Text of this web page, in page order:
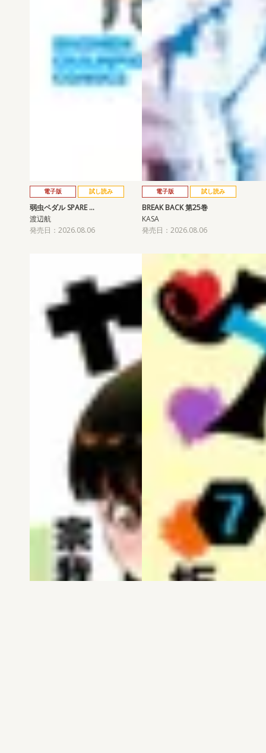
電子版 試し読み
弱虫ペダル SPARE …
渡辺航
発売日：2026.08.06
電子版 試し読み
BREAK BACK 第25巻
KASA
発売日：2026.08.06